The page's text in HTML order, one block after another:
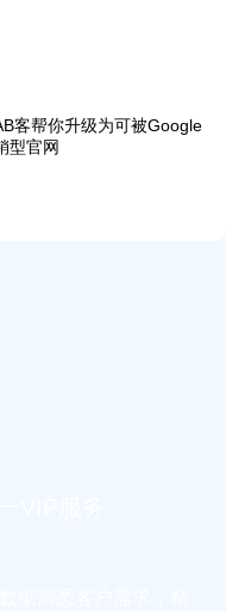
客帮你升级为可被Google
型官网